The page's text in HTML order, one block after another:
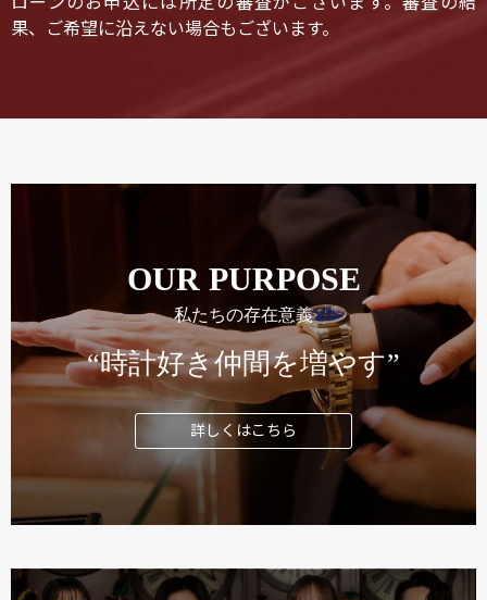
果、ご希望に沿えない場合もございます。
OUR PURPOSE
私たちの存在意義
“時計好き仲間を増やす”
詳しくはこちら